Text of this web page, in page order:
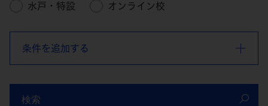
水戸・特設 オンライン校
条件を追加する
検索